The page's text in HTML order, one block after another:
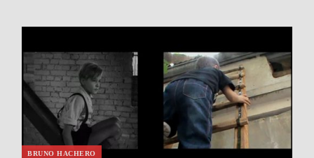
BRUNO HACHERO